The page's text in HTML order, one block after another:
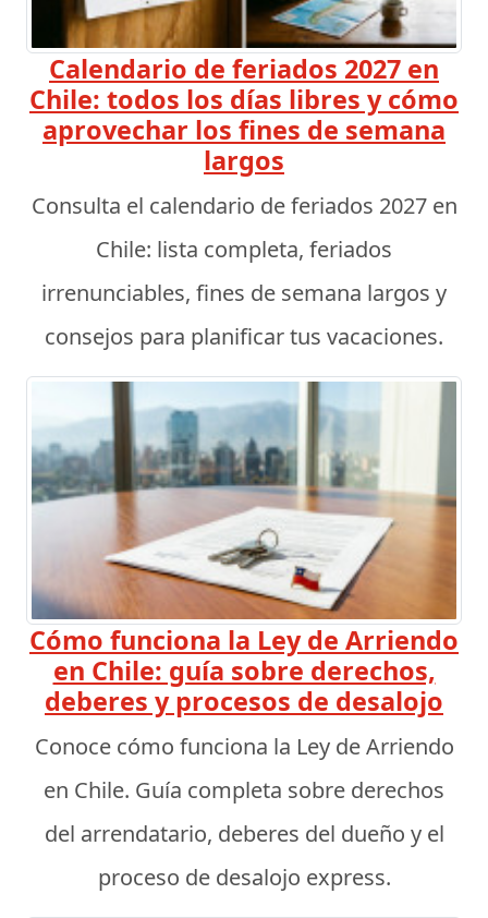
Calendario de feriados 2027 en
Chile: todos los días libres y cómo
aprovechar los fines de semana
largos
Consulta el calendario de feriados 2027 en
Chile: lista completa, feriados
irrenunciables, fines de semana largos y
consejos para planificar tus vacaciones.
Cómo funciona la Ley de Arriendo
en Chile: guía sobre derechos,
deberes y procesos de desalojo
Conoce cómo funciona la Ley de Arriendo
en Chile. Guía completa sobre derechos
del arrendatario, deberes del dueño y el
proceso de desalojo express.